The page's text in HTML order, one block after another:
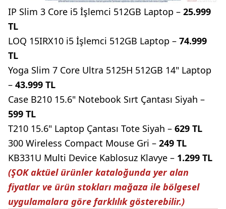
IP Slim 3 Core i5 İşlemci 512GB Laptop – 25.999
TL
LOQ 15IRX10 i5 İşlemci 512GB Laptop – 74.999
TL
Yoga Slim 7 Core Ultra 5125H 512GB 14" Laptop
– 43.999 TL
Case B210 15.6" Notebook Sırt Çantası Siyah –
599 TL
T210 15.6" Laptop Çantası Tote Siyah – 629 TL
300 Wireless Compact Mouse Gri – 249 TL
KB331U Multi Device Kablosuz Klavye – 1.299 TL
(ŞOK aktüel ürünler kataloğunda yer alan
fiyatlar ve ürün stokları mağaza ile bölgesel
uygulamalara göre farklılık gösterebilir.)